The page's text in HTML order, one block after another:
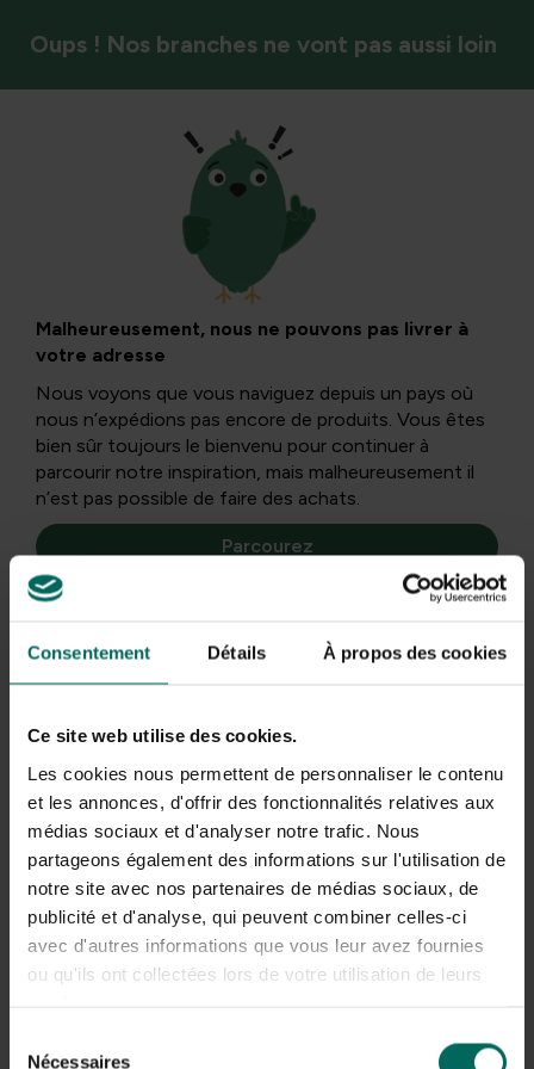
Consentement Détails À propos des cookies
Ce site web utilise des cookies.
Les cookies nous permettent de personnaliser le contenu
et les annonces, d'offrir des fonctionnalités relatives aux
médias sociaux et d'analyser notre trafic. Nous
partageons également des informations sur l'utilisation de
notre site avec nos partenaires de médias sociaux, de
publicité et d'analyse, qui peuvent combiner celles-ci
avec d'autres informations que vous leur avez fournies
ou qu'ils ont collectées lors de votre utilisation de leurs
Nécessaires
Herbes
Enrichissez vos repas avec l’odeur et le goût des herbes
fraîches. Découvrez notre gamme de plantes aromatiques
ou sur le rebord de la fenêtre.
Filtres
Retour en haut
Cuisiner avec des herbes fraîches de votre
propre jardin
Les plantes herbacées sont indispensables pour tout
amateur de cuisinier. De nombreuses espèces, comme la
lavande, la sauge et la menthe, sont aussi de
magnifiques plantes qui dégagent de merveilleux
parfums et attirent les abeilles. Ils poussent bien en
pleine terre, mais aussi en pots près de la cuisine. Avec
votre propre jardin d’herbes aromatiques, vous avez
toujours les bons assaisonnements à portée de main et
Oups ! Nos branches ne vont pas aussi loin
Malheureusement, nous ne pouvons pas livrer à
votre adresse
Nous voyons que vous naviguez depuis un pays où
nous n’expédions pas encore de produits. Vous êtes
bien sûr toujours le bienvenu pour continuer à
parcourir notre inspiration, mais malheureusement il
n’est pas possible de faire des achats.
Parcourez